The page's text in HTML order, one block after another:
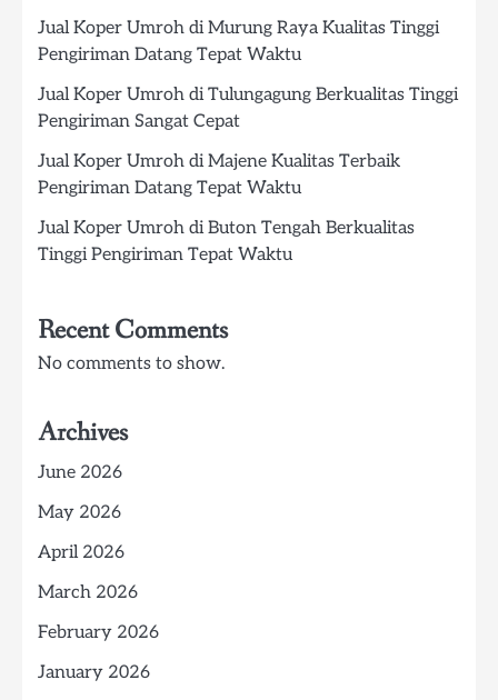
Jual Koper Umroh di Murung Raya Kualitas Tinggi
Pengiriman Datang Tepat Waktu
Jual Koper Umroh di Tulungagung Berkualitas Tinggi
Pengiriman Sangat Cepat
Jual Koper Umroh di Majene Kualitas Terbaik
Pengiriman Datang Tepat Waktu
Jual Koper Umroh di Buton Tengah Berkualitas
Tinggi Pengiriman Tepat Waktu
Recent Comments
No comments to show.
Archives
June 2026
May 2026
April 2026
March 2026
February 2026
January 2026